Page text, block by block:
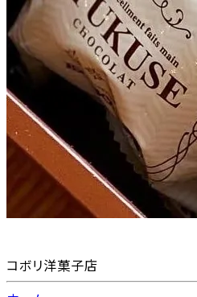
コボリ洋菓子店